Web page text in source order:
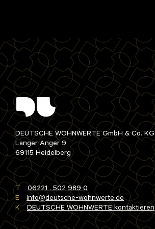
DEUTSCHE WOHNWERTE GmbH & Co. KG
Langer Anger 9
69115 Heidelberg
T
06221 . 502 989 0
E
info deutsche-wohnwertede
K
DEUTSCHE WOHNWERTE kontaktieren